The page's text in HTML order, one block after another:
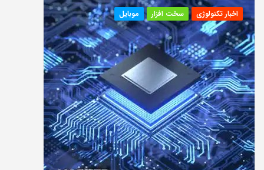
اخبار تکنولوژی سخت افزار موبایل